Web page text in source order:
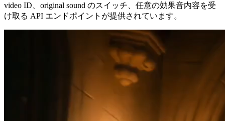
video ID、original sound のスイッチ、任意の効果音内容を受
け取る API エンドポイントが提供されています。